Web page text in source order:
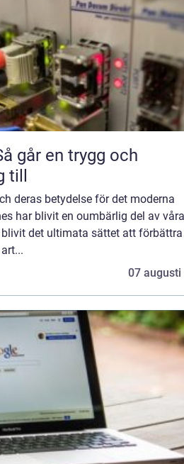
går en trygg och
deras betydelse för det moderna
har blivit en oumbärlig del av
det ultimata sättet att
07 augusti